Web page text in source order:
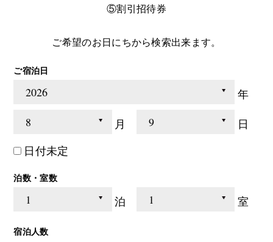
⑤割引招待券
ご希望のお日にちから検索出来ます。
ご宿泊日
年
月
日
日付未定
泊数・室数
泊 室
宿泊人数